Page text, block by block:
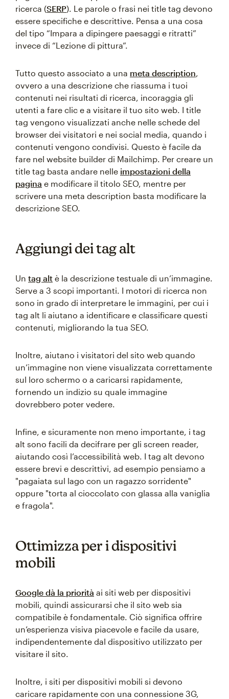
ricerca (SERP). Le parole o frasi nei title tag devono
essere specifiche e descrittive. Pensa a una cosa
del tipo “Impara a dipingere paesaggi e ritratti”
invece di “Lezione di pittura”.
Tutto questo associato a una meta description,
ovvero a una descrizione che riassuma i tuoi
contenuti nei risultati di ricerca, incoraggia gli
utenti a fare clic e a visitare il tuo sito web. I title
tag vengono visualizzati anche nelle schede del
browser dei visitatori e nei social media, quando i
contenuti vengono condivisi. Questo è facile da
fare nel website builder di Mailchimp. Per creare un
title tag basta andare nelle impostazioni della
pagina e modificare il titolo SEO, mentre per
scrivere una meta description basta modificare la
descrizione SEO.
Aggiungi dei tag alt
Un tag alt è la descrizione testuale di un’immagine.
Serve a 3 scopi importanti. I motori di ricerca non
sono in grado di interpretare le immagini, per cui i
tag alt li aiutano a identificare e classificare questi
contenuti, migliorando la tua SEO.
Inoltre, aiutano i visitatori del sito web quando
un’immagine non viene visualizzata correttamente
sul loro schermo o a caricarsi rapidamente,
fornendo un indizio su quale immagine
dovrebbero poter vedere.
Infine, e sicuramente non meno importante, i tag
alt sono facili da decifrare per gli screen reader,
aiutando così l’accessibilità web. I tag alt devono
essere brevi e descrittivi, ad esempio pensiamo a
"pagaiata sul lago con un ragazzo sorridente"
oppure "torta al cioccolato con glassa alla vaniglia
e fragola".
Ottimizza per i dispositivi
mobili
Google dà la priorità ai siti web per dispositivi
mobili, quindi assicurarsi che il sito web sia
compatibile è fondamentale. Ciò significa offrire
un’esperienza visiva piacevole e facile da usare,
indipendentemente dal dispositivo utilizzato per
visitare il sito.
Inoltre, i siti per dispositivi mobili si devono
caricare rapidamente con una connessione 3G,